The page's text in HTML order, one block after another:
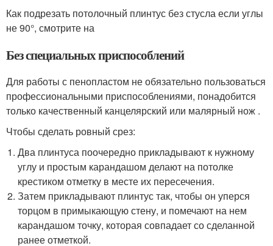
Как подрезать потолочный плинтус без стусла если углы
не 90°, смотрите на
Без специальных приспособлений
Для работы с пенопластом не обязательно пользоваться
профессиональными приспособлениями, понадобится
только качественный канцелярский или малярный нож .
Чтобы сделать ровный срез:
Два плинтуса поочередно прикладывают к нужному
углу и простым карандашом делают на потолке
крестиком отметку в месте их пересечения.
Затем прикладывают плинтус так, чтобы он уперся
торцом в примыкающую стену, и помечают на нем
карандашом точку, которая совпадает со сделанной
ранее отметкой.